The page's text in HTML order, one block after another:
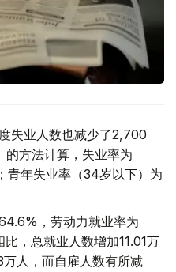
失业人数也减少了2,700
的方法计算，失业率为
青年失业率（34岁以下）为
，劳动力就业率为
，总就业人数增加11.01万
人，而自雇人数有所减